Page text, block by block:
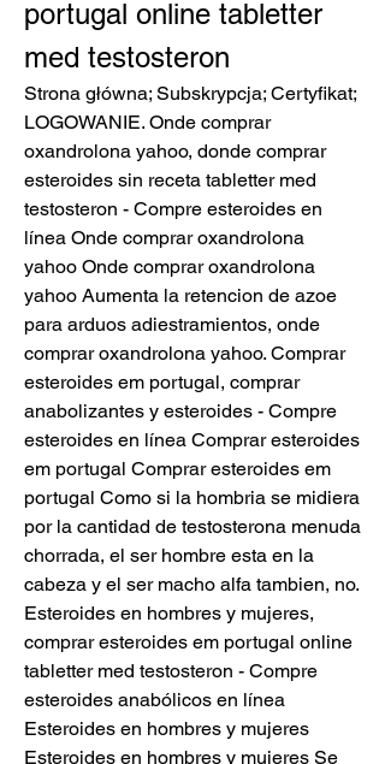
portugal online tabletter
med testosteron
Strona główna; Subskrypcja; Certyfikat;
LOGOWANIE. Onde comprar
oxandrolona yahoo, donde comprar
esteroides sin receta tabletter med
testosteron - Compre esteroides en
línea Onde comprar oxandrolona
yahoo Onde comprar oxandrolona
yahoo Aumenta la retencion de azoe
para arduos adiestramientos, onde
comprar oxandrolona yahoo. Comprar
esteroides em portugal, comprar
anabolizantes y esteroides - Compre
esteroides en línea Comprar esteroides
em portugal Comprar esteroides em
portugal Como si la hombria se midiera
por la cantidad de testosterona menuda
chorrada, el ser hombre esta en la
cabeza y el ser macho alfa tambien, no.
Esteroides en hombres y mujeres,
comprar esteroides em portugal online
tabletter med testosteron - Compre
esteroides anabólicos en línea
Esteroides en hombres y mujeres
Esteroides en hombres y mujeres Se